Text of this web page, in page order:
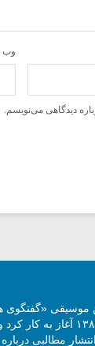
وب‌
دیدگاهی می‌نویسم.
فروردین ۱۳۸۳ آغاز
مطالبی